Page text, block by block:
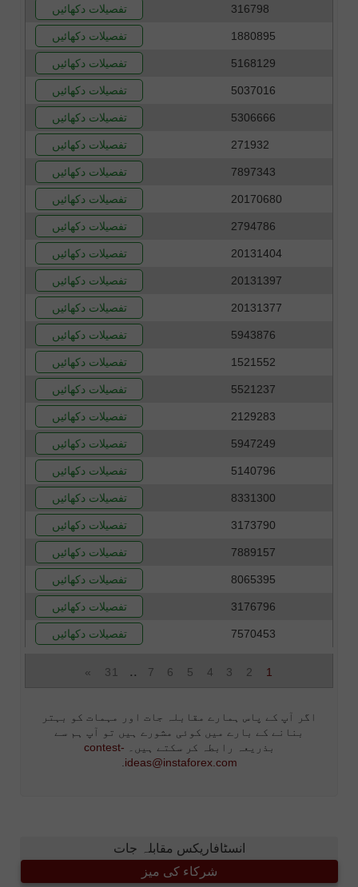
316798 تفصیلات دکھائیں
1880895 تفصیلات دکھائیں
5168129 تفصیلات دکھائیں
5037016 تفصیلات دکھائیں
5306666 تفصیلات دکھائیں
271932 تفصیلات دکھائیں
7897343 تفصیلات دکھائیں
20170680 تفصیلات دکھائیں
2794786 تفصیلات دکھائیں
20131404 تفصیلات دکھائیں
20131397 تفصیلات دکھائیں
20131377 تفصیلات دکھائیں
5943876 تفصیلات دکھائیں
1521552 تفصیلات دکھائیں
5521237 تفصیلات دکھائیں
2129283 تفصیلات دکھائیں
5947249 تفصیلات دکھائیں
5140796 تفصیلات دکھائیں
8331300 تفصیلات دکھائیں
3173790 تفصیلات دکھائیں
7889157 تفصیلات دکھائیں
8065395 تفصیلات دکھائیں
3176796 تفصیلات دکھائیں
7570453 تفصیلات دکھائیں
1
2
3
4
5
6
7
..
31
»
اگر آپ کے پاس ہمارے مقابلہ جات اور مہمات کو بہتر
بنانے کے بارے میں کوئی مشورے ہیں تو آپ ہم سے
بذریعہ رابطہ کر سکتے ہیں۔ contest-
ideas@instaforex.com
.
انسٹافاریکس مقابلہ جات
شرکاء کی میز